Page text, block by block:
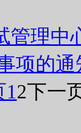
管理中
项的通
12下一